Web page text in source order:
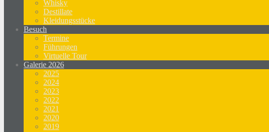
Whisky
Destillate
Kleidungsstücke
Besuch
Termine
Führungen
Virtuelle Tour
Galerie 2026
2025
2024
2023
2022
2021
2020
2019